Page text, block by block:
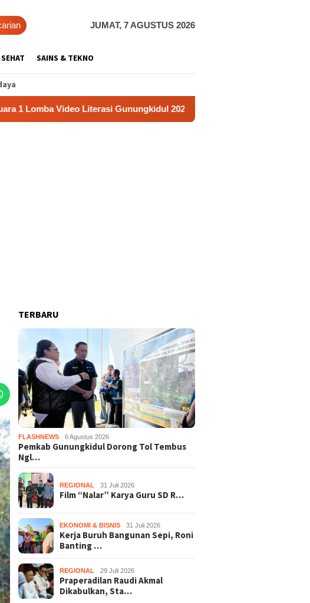
JUMAT, 7 AGUSTUS 2026
SEHAT SAINS & TEKNO
Literasi Gunungkidul 2026 Kerja Buruh Bangunan Sepi, Roni
TERBARU
FLASHNEWS 6 Agustus 2026
Pemkab Gunungkidul Dorong Tol Tembus
Ngl…
REGIONAL 31 Juli 2026
Film “Nalar” Karya Guru SD R…
EKONOMI & BISNIS 31 Juli 2026
Kerja Buruh Bangunan Sepi, Roni
Banting …
REGIONAL 29 Juli 2026
Praperadilan Raudi Akmal
Dikabulkan, Sta…